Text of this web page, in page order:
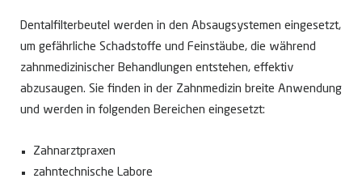
Dentalfilterbeutel werden in den Absaugsystemen eingesetzt,
um gefährliche Schadstoffe und Feinstäube, die während
zahnmedizinischer Behandlungen entstehen, effektiv
abzusaugen. Sie finden in der Zahnmedizin breite Anwendung
und werden in folgenden Bereichen eingesetzt:
Zahnarztpraxen
zahntechnische Labore